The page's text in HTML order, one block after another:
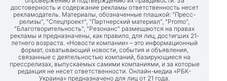
достоверность и содержание рекламы ответственность несет
рекламодатель. Материалы, обозначенные плашкой: "Пресс-
релизы", "Спецпроект", "Партнерский материал", "Promo",
"Благотворительность", "Резонанс" размещаются на правах
рекламы и предназначены, как правило, для лиц, достигших 21-
летнего возраста. «Новости компании» – это информационный
формат, охватывающий новости, события и объявления,
связанные с деятельностью компаний, базирующиеся на
прессрелизах, выпускаемых самими компаниями, и за которые
редакция не несет ответственности. Онлайн-медиа «РБК-
Украина» предназначено для лиц от 21 года.